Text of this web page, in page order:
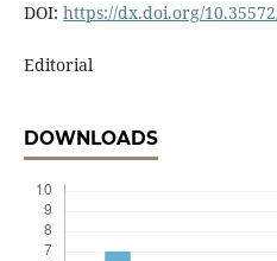
DOI: https://dx.doi.org/
Editorial
DOWNLOADS